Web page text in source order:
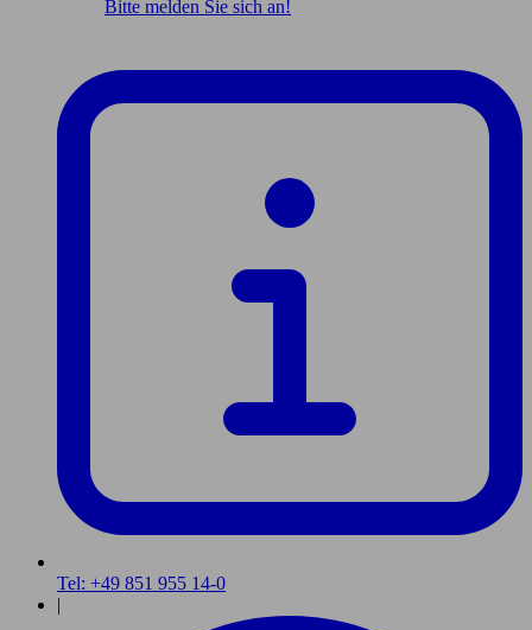
Bitte melden Sie sich an!
Tel: +49 851 955 14-0
|